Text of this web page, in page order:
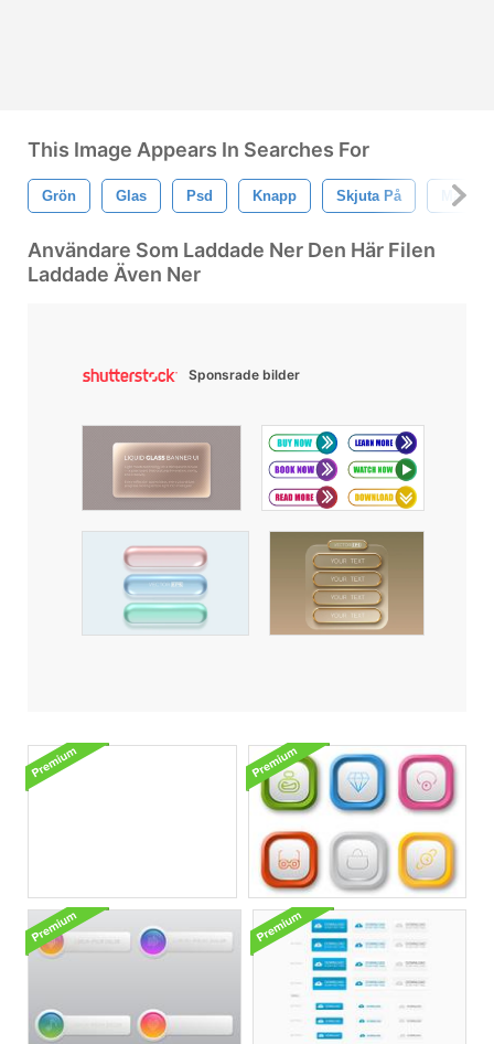
This Image Appears In Searches For
Grön Glas Psd Knapp Skjuta På Mat
Användare Som Laddade Ner Den Här Filen
Laddade Även Ner
Sponsrade bilder